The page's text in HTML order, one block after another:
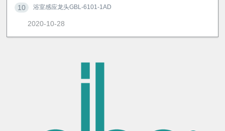
10
浴室感应龙头GBL-6101-1AD
2020-10-28